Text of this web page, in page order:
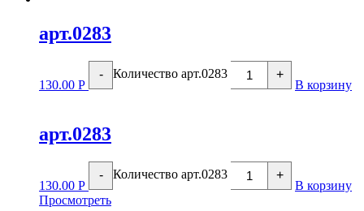
арт.0283
130.00 Р
- Количество арт.0283 +
В корзину
арт.0283
130.00 Р
- Количество арт.0283 +
В корзину
Просмотреть